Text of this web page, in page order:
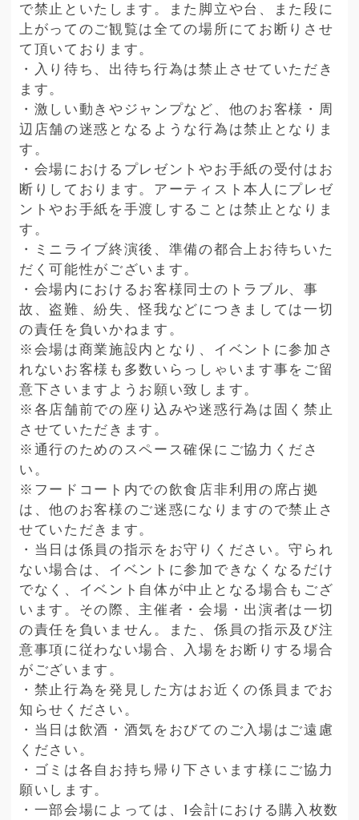
で禁止といたします。また脚立や台、また段に
上がってのご観覧は全ての場所にてお断りさせ
て頂いております。
・入り待ち、出待ち行為は禁止させていただき
ます。
・激しい動きやジャンプなど、他のお客様・周
辺店舗の迷惑となるような行為は禁止となりま
す。
・会場におけるプレゼントやお手紙の受付はお
断りしております。アーティスト本人にプレゼ
ントやお手紙を手渡しすることは禁止となりま
す。
・ミニライブ終演後、準備の都合上お待ちいた
だく可能性がございます。
・会場内におけるお客様同士のトラブル、事
故、盗難、紛失、怪我などにつきましては一切
の責任を負いかねます。
※会場は商業施設内となり、イベントに参加さ
れないお客様も多数いらっしゃいます事をご留
意下さいますようお願い致します。
※各店舗前での座り込みや迷惑行為は固く禁止
させていただきます。
※通行のためのスペース確保にご協力くださ
い。
※フードコート内での飲食店非利用の席占拠
は、他のお客様のご迷惑になりますので禁止さ
せていただきます。
・当日は係員の指示をお守りください。守られ
ない場合は、イベントに参加できなくなるだけ
でなく、イベント自体が中止となる場合もござ
います。その際、主催者・会場・出演者は一切
の責任を負いません。また、係員の指示及び注
意事項に従わない場合、入場をお断りする場合
がございます。
・禁止行為を発見した方はお近くの係員までお
知らせください。
・当日は飲酒・酒気をおびてのご入場はご遠慮
ください。
・ゴミは各自お持ち帰り下さいます様にご協力
願いします。
・一部会場によっては、1会計における購入枚数